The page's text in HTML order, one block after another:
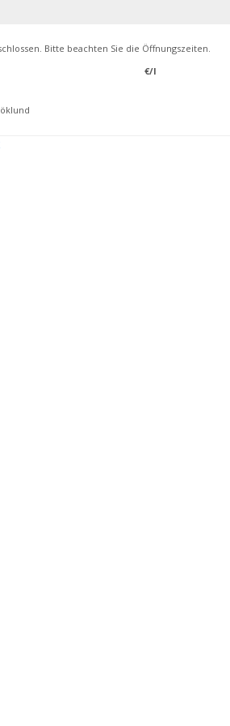
Bitte beachten Sie die Öffnungszeiten.
€/l